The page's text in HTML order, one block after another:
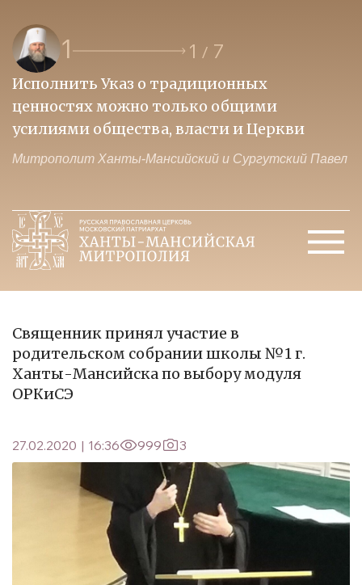
1 1 / 7
Исполнить Указ о традиционных
ценностях можно только общими
усилиями общества, власти и Церкви
Митрополит Ханты-Мансийский и Сургутский Павел
Священник принял участие в
родительском собрании школы №1 г.
Ханты-Мансийска по выбору модуля
ОРКиСЭ
27.02.2020 | 16:36 999 3